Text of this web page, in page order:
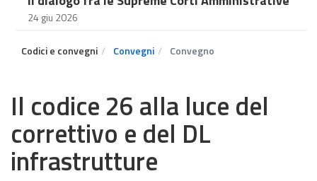
24 giu 2026
Codici e convegni Convegni Convegno
Il codice 26 alla luce del
correttivo e del DL
infrastrutture